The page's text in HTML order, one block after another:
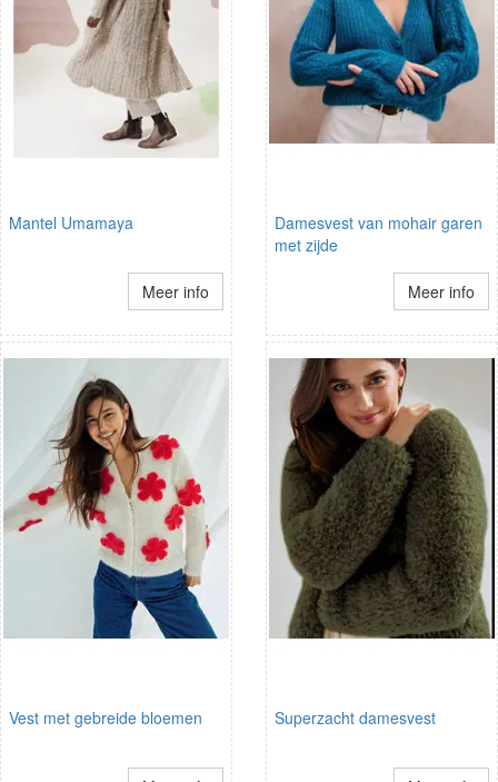
Mantel Umamaya
Meer info
Damesvest van mohair garen
met zijde
Meer info
Vest met gebreide bloemen Superzacht damesvest